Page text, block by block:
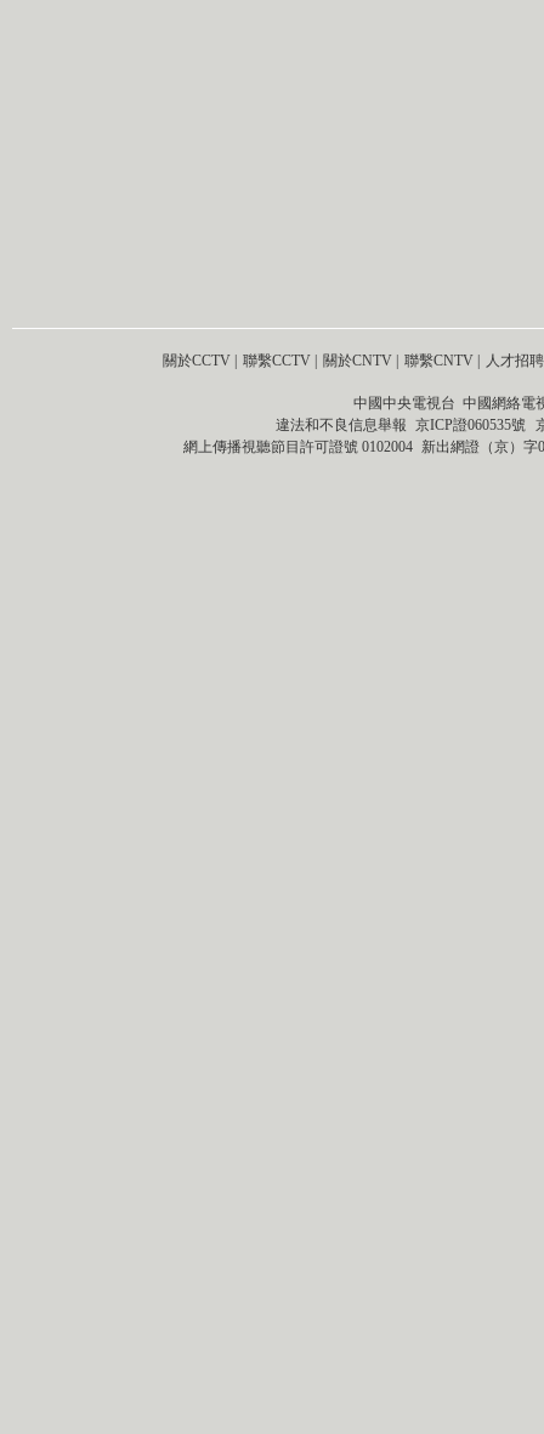
關於CCTV | 聯繫CCTV | 關於CNTV | 聯繫CNTV | 人才招聘
中國中央電視台 中國網絡電
違法和不良信息舉報 京ICP證060535號
網上傳播視聽節目許可證號 0102004 新出網證（京）